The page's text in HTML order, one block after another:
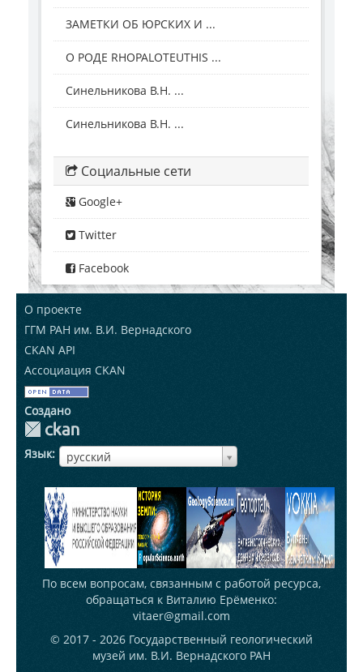
ЗАМЕТКИ ОБ ЮРСКИХ И ...
О РОДЕ RHOPALOTEUTHIS ...
Синельникова В.Н. ...
Синельникова В.Н. ...
Социальные сети
Google+
Twitter
Facebook
О проекте
ГГМ РАН им. В.И. Вернадского
CKAN API
Ассоциация CKAN
Создано
Язык русский
ЯзыкЯзык
По всем вопросам, связанным с работой ресурса,
обращаться к Виталию Ерёменко:
vitaer@gmail.com
© 2017 - 2026 Государственный геологический
музей им. В.И. Вернадского РАН